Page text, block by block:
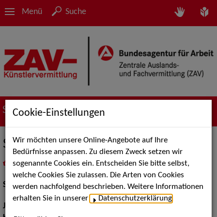
Menü Suche
Suche nach Künstler*innen
Sonja Dinkelaker
als PDF speichern
inMeine Merklistelegen
Schauspiel:Bühne, Film und TV
Jahrgang:
Cookie-Einstellungen
Wir möchten unsere Online-Angebote auf Ihre
Bedürfnisse anpassen. Zu diesem Zweck setzen wir
sogenannte Cookies ein. Entscheiden Sie bitte selbst,
welche Cookies Sie zulassen. Die Arten von Cookies
werden nachfolgend beschrieben. Weitere Informationen
erhalten Sie in unserer
Datenschutzerklärung